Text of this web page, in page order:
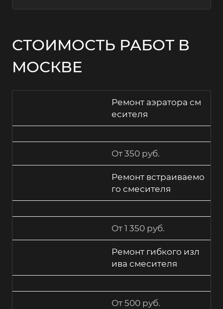
СТОИМОСТЬ РАБОТ В
МОСКВЕ
Ремонт аэратора см
есителя
От 350 руб.
Ремонт встраиваемо
го смесителя
От 1 350 руб.
Ремонт гибкого изл
ива смесителя
От 500 руб.